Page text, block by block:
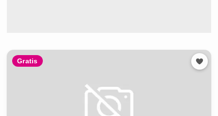
Gratis